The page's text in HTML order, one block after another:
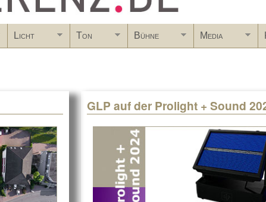
Licht Ton Bühne Media
GLP auf der Prolight + Sound